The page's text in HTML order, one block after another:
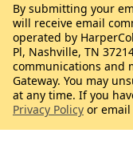
By submitting your
will receive email
operated by
Pl, Nashville, TN
communications and
Gateway. You may
at any time. If you
Privacy Policy or